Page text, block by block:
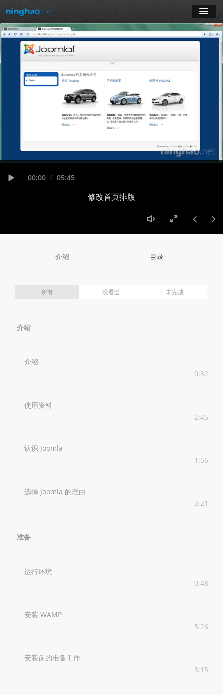
学习
Seek
Current
00:00 Duration
05:45
修改首页排版
Volume
介绍 目录
所有 没看过 未完成
介绍
介绍
0:32
使用资料
2:45
认识 Joomla
1:56
选择 Joomla 的理由
3:21
准备
运行环境
0:48
安装 WAMP
5:26
安装前的准备工作
3:15